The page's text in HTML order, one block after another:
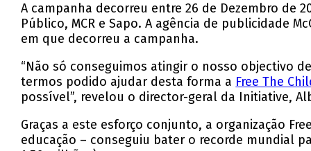
A campanha decorreu entre 26 de Dezembro de
Público, MCR e Sapo. A agência de publicidade
em que decorreu a campanha.
“Não só conseguimos atingir o nosso objectivo
termos podido ajudar desta forma a Free The
possível”, revelou o director-geral da Initiative,
Graças a este esforço conjunto, a organização
educação – conseguiu bater o recorde mundial